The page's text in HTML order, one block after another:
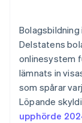
6. Registrera
7. Håll
Kontantfritt
Automatisk
Juridiska
Ett
50 000 USD
Bolagsbildning
Delstatens
onlinesystem
lämnats in
som spårar
Löpande
upphörde